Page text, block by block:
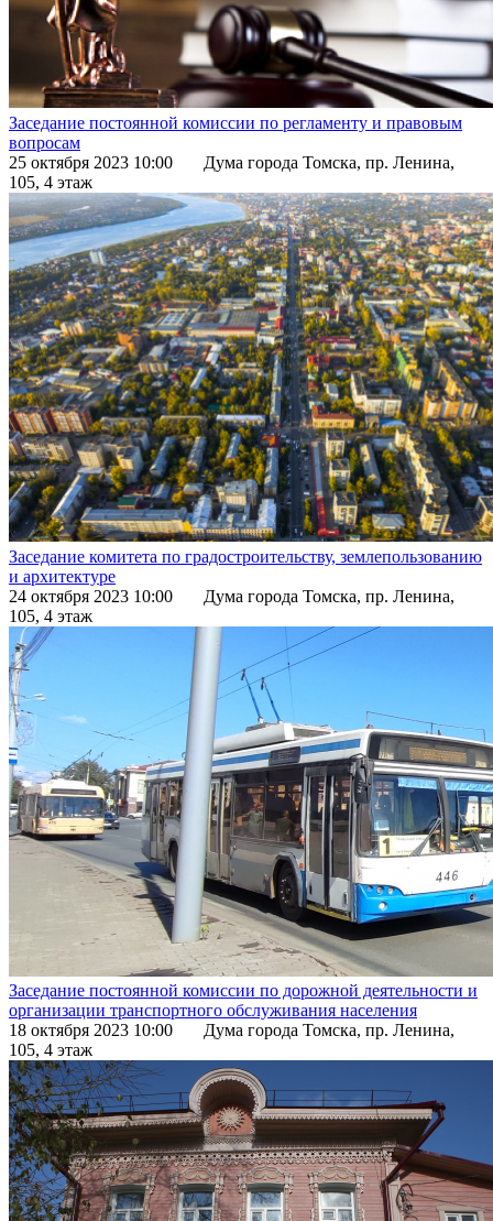
Заседание постоянной комиссии по регламенту и правовым
вопросам
25 октября 2023 10:00 Дума города Томска, пр. Ленина,
105, 4 этаж
Заседание комитета по градостроительству, землепользованию
и архитектуре
24 октября 2023 10:00 Дума города Томска, пр. Ленина,
105, 4 этаж
Заседание постоянной комиссии по дорожной деятельности и
организации транспортного обслуживания населения
18 октября 2023 10:00 Дума города Томска, пр. Ленина,
105, 4 этаж